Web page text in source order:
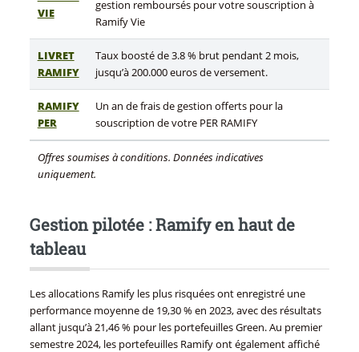
VIE
gestion remboursés pour votre souscription à
Ramify Vie
LIVRET
RAMIFY
Taux boosté de 3.8 % brut pendant 2 mois,
jusqu’à 200.000 euros de versement.
RAMIFY
PER
Un an de frais de gestion offerts pour la
souscription de votre PER RAMIFY
Offres soumises à conditions. Données indicatives
uniquement.
Gestion pilotée : Ramify en haut de
tableau
Les allocations Ramify les plus risquées ont enregistré une
performance moyenne de 19,30 % en 2023, avec des résultats
allant jusqu’à 21,46 % pour les portefeuilles Green. Au premier
semestre 2024, les portefeuilles Ramify ont également affiché